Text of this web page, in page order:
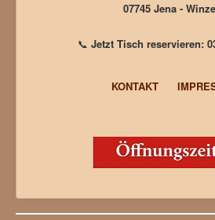
07745 Jena -
📞 Jetzt Tisch reservieren:
KONTAKT